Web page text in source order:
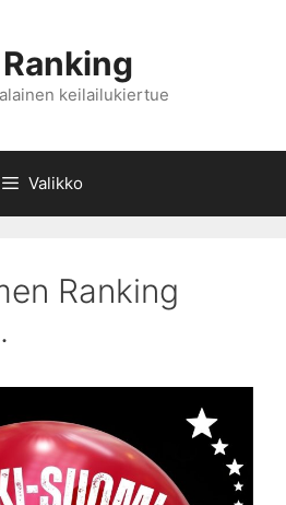
keilailukiertue
Valikko
Ranking